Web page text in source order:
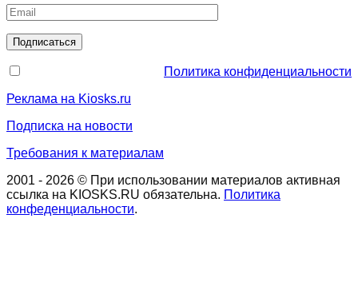
Политика конфиденциальности
Реклама на Kiosks.ru
Подписка на новости
Требования к материалам
2001 - 2026 © При использовании материалов активная
ссылка на KIOSKS.RU обязательна. Политика
конфеденциальности.